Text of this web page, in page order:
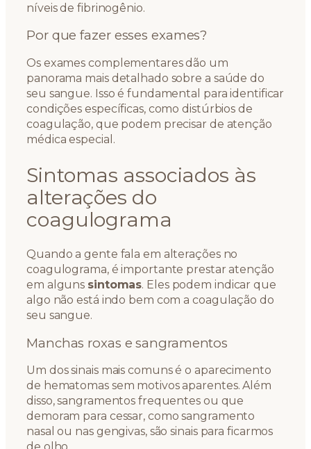
níveis de fibrinogênio.
Por que fazer esses exames?
Os exames complementares dão um
panorama mais detalhado sobre a saúde do
seu sangue. Isso é fundamental para identificar
condições específicas, como distúrbios de
coagulação, que podem precisar de atenção
médica especial.
Sintomas associados às
alterações do
coagulograma
Quando a gente fala em alterações no
coagulograma, é importante prestar atenção
em alguns sintomas. Eles podem indicar que
algo não está indo bem com a coagulação do
seu sangue.
Manchas roxas e sangramentos
Um dos sinais mais comuns é o aparecimento
de hematomas sem motivos aparentes. Além
disso, sangramentos frequentes ou que
demoram para cessar, como sangramento
nasal ou nas gengivas, são sinais para ficarmos